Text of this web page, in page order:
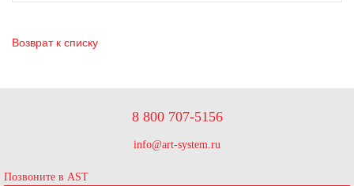
Возврат к списку
8 800 707-5156
info@art-system.ru
Позвоните в AST